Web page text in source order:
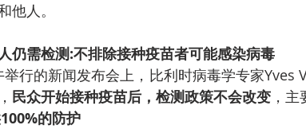
他人。
仍需检测:不排除接种疫苗者可能感染病毒
举行的新闻发布会上，比利时病毒学专家Yves
民众开始接种疫苗后，检测政策不会改变 ，
的防护